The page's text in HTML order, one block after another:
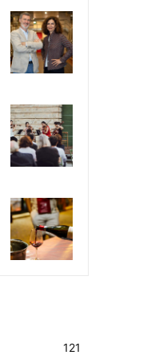
121